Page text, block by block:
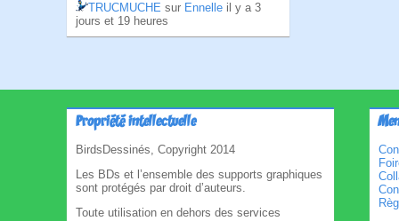
TRUCMUCHE sur Ennelle il y a 3
jours et 19 heures
Propriété intellectuelle
BirdsDessinés, Copyright 2014
Les BDs et l’ensemble des supports graphiques
sont protégés par droit d’auteurs.
Toute utilisation en dehors des services